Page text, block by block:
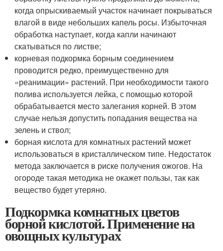
когда опрыскиваемый участок начинает покрываться
влагой в виде небольших капель росы. Избыточная
обработка наступает, когда капли начинают
скатываться по листве;
корневая подкормка борным соединением
проводится редко, преимущественно для
«реанимации» растений. При необходимости такого
полива используется лейка, с помощью которой
обрабатывается место залегания корней. В этом
случае нельзя допустить попадания вещества на
зелень и ствол;
борная кислота для комнатных растений может
использоваться в кристаллическом типе. Недостаток
метода заключается в риске получения ожогов. На
огороде такая методика не окажет пользы, так как
вещество будет утеряно.
Подкормка комнатных цветов
борной кислотой. Применение на
овощных культурах